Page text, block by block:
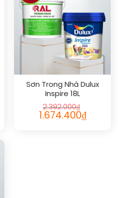
Sơn Trong Nhà Dulux
Inspire 18L
2.392.000₫
1.674.400₫